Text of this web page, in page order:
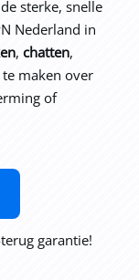
sterke, snelle
Nederland in
, chatten,
maken over
of
garantie!